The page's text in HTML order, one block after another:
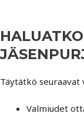
Täytätkö seuraavat
Valmiudet